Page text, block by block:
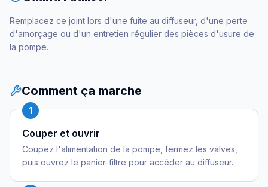
Remplacez ce joint lors d'une fuite au diffuseur, d'une perte
d'amorçage ou d'un entretien régulier des pièces d'usure de
la pompe.
Comment ça marche
1
Couper et ouvrir
Coupez l'alimentation de la pompe, fermez les valves,
puis ouvrez le panier-filtre pour accéder au diffuseur.